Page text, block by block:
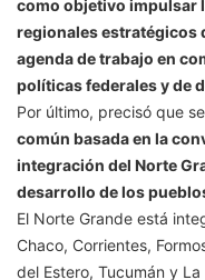
como objetivo impulsar
regionales estratégicos
agenda de trabajo en
políticas federales y de
Por último, precisó que
común basada en la
integración del Norte
desarrollo de los
El Norte Grande está
Chaco, Corrientes,
del Estero, Tucumán y